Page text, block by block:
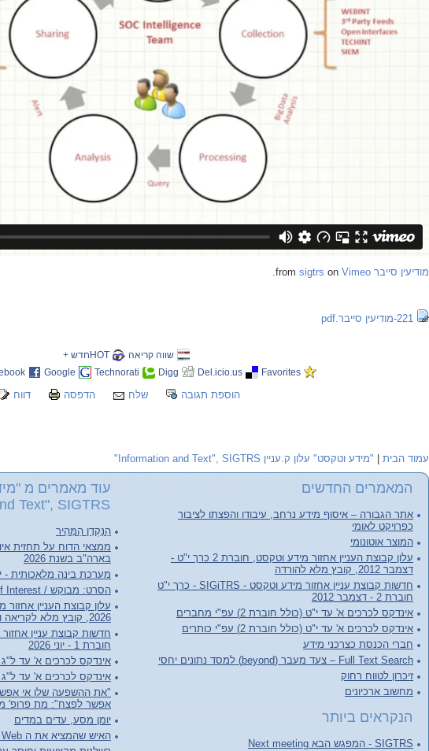
מודיעין סייבר sigtrs on Vimeo
221-מודיעין סייבר.pdf
שווה קריאה
HOTחדש +
Favorites
Del.icio.us
Digg
Technorati
Google
הוספת תגובה שלח הדפסה דווח
עמוד הבית "מידע וטקסט" עלון ק.עניין Information and Text", SIGTRS"
המאמרים החדשים
אתר הגבורה – איסוף מידע נרחב, עיבודו והפצתו לציבור
כפרויקט לאומי
המוצר אוטונומי
עלון קבוצת העניין אחזור מידע וטקסט, חוברת 2 כרך י"ט -
דצמבר 2012, קובץ מלא להורדה
חדשות קבוצת עניין אחזור מידע וטקסט - SIGiTRS - כרך י"ט
חוברת 2 - דצמבר 2012
אינדקס לכרכים א' עד י"ט (כולל חוברת 2) עפ"י מחברים
אינדקס לכרכים א' עד י"ט (כולל חוברת 2) עפ"י כותרים
חברי הכנסת כצרכני מידע
Full Text Search – צעד מעבר (beyond) למסד נתונים יחסי
זיכרון לטווח רחוק
מחשוב ארכיונים
הנקראים ביותר
SIGTRS - המפגש הבא Next meeting
עוד מאמרים מ
Text", SIGTRS"
הַנַּקְדָן הַמָּהִיר
ממצאי הדוח על תחזית
בארה"ב בשנת 2026
מערכת בינה מלאכותית -
הסרט: מבוקש / Person of Interest
2026, קובץ מלא לקריאה והורדה
חוברת 1 - יוני 2026
אינדקס לכרכים א' עד ל"ג (כולל חוברת
אינדקס לכרכים א' עד ל"ג (כולל
"את ההשפעה שלו אי
אפשר לפצח": מת פרופ'
יומן מסע, עדים במדים
האיש שהמציא את ה World Wide Web